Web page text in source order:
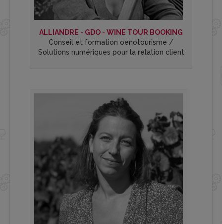
ALLIANDRE - GDO - WINE TOUR BOOKING
Conseil et formation oenotourisme /
Solutions numériques pour la relation client